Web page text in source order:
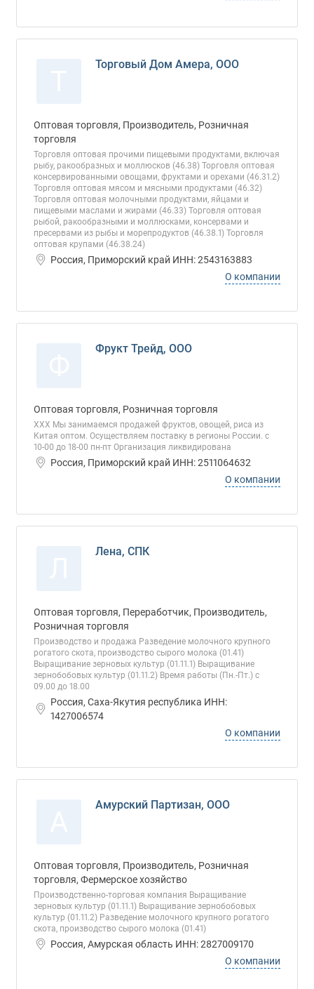
Торговый Дом Амера, ООО
Оптовая торговля, Производитель, Розничная
торговля
Торговля оптовая прочими пищевыми продуктами, включая
рыбу, ракообразных и моллюсков (46.38) Торговля оптовая
консервированными овощами, фруктами и орехами (46.31.2)
Торговля оптовая мясом и мясными продуктами (46.32)
Торговля оптовая молочными продуктами, яйцами и
пищевыми маслами и жирами (46.33) Торговля оптовая
рыбой, ракообразными и моллюсками, консервами и
пресервами из рыбы и морепродуктов (46.38.1) Торговля
оптовая крупами (46.38.24)
Россия, Приморский край ИНН: 2543163883
О компании
Фрукт Трейд, ООО
Оптовая торговля, Розничная торговля
ХХХ Мы занимаемся продажей фруктов, овощей, риса из
Китая оптом. Осуществляем поставку в регионы России. с
10-00 до 18-00 пн-пт Организация ликвидирована
Россия, Приморский край ИНН: 2511064632
О компании
Лена, СПК
Оптовая торговля, Переработчик, Производитель,
Розничная торговля
Производство и продажа Разведение молочного крупного
рогатого скота, производство сырого молока (01.41)
Выращивание зерновых культур (01.11.1) Выращивание
зернобобовых культур (01.11.2) Время работы (Пн.-Пт.) с
09.00 до 18.00
Россия, Саха-Якутия республика ИНН:
1427006574
О компании
Амурский Партизан, ООО
Оптовая торговля, Производитель, Розничная
торговля, Фермерское хозяйство
Производственно-торговая компания Выращивание
зерновых культур (01.11.1) Выращивание зернобобовых
культур (01.11.2) Разведение молочного крупного рогатого
скота, производство сырого молока (01.41)
Россия, Амурская область ИНН: 2827009170
О компании